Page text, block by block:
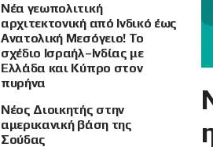
Νέα γεωπολιτική
αρχιτεκτονική από Ινδικό έως
Ανατολική Μεσόγειο! Το
σχέδιο Ισραήλ–Ινδίας με
Ελλάδα και Κύπρο στον
πυρήνα
Νέος Διοικητής στην
αμερικανική βάση της
Σούδας